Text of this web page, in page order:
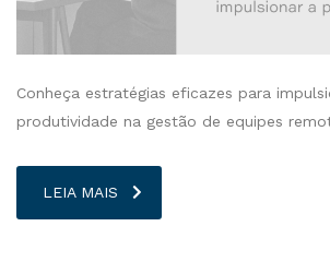
Conheça estratégias eficazes para
produtividade na gestão de equipes
LEIA MAIS